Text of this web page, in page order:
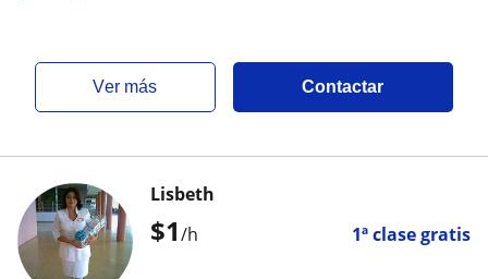
ver más Contactar
$1/h 1ª clase gratis
Lisbeth